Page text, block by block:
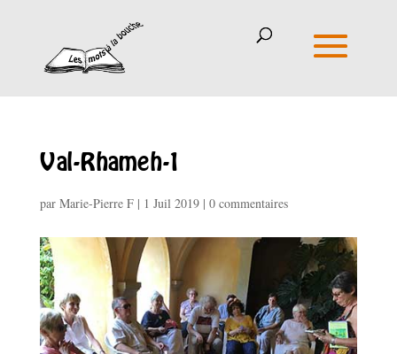
Val-Rhameh-1
par Marie-Pierre F| 1 Juil 2019| 0 commentaires